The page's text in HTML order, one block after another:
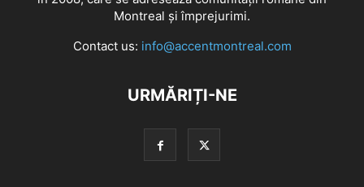
Montreal şi împrejurimi.
Contact us: info@accentmontreal.com
URMĂRIȚI-NE